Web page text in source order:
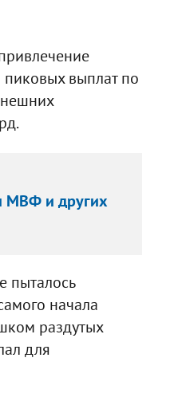
выплат по
МВФ и других
пыталось
начала
раздутых
для